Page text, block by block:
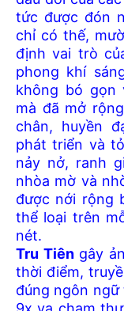
tức được đón
chỉ có thế,
định vai trò
phong khí
không bó gọn
mà đã mở
chân, huyền
phát triển và
nảy nở, ranh
nhòa mờ và
được nới rộng
thể loại trên
nét.
Tru Tiêngây
thời điểm,
đúng ngôn